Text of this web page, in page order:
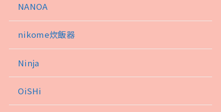
NANOA
nikome炊飯器
Ninja
OiSHi